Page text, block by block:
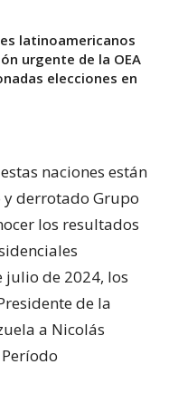
latinoamericanos
urgente de la OEA
elecciones en
naciones están
derrotado Grupo
los resultados
julio de 2024, los
de la
a Nicolás